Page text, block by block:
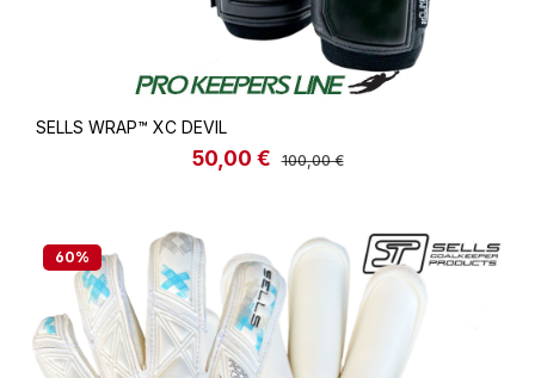
SELLS WRAP™ XC DEVIL
Verkaufspreis:
50,00 € Regulärer Preis:
100,00 €
60%